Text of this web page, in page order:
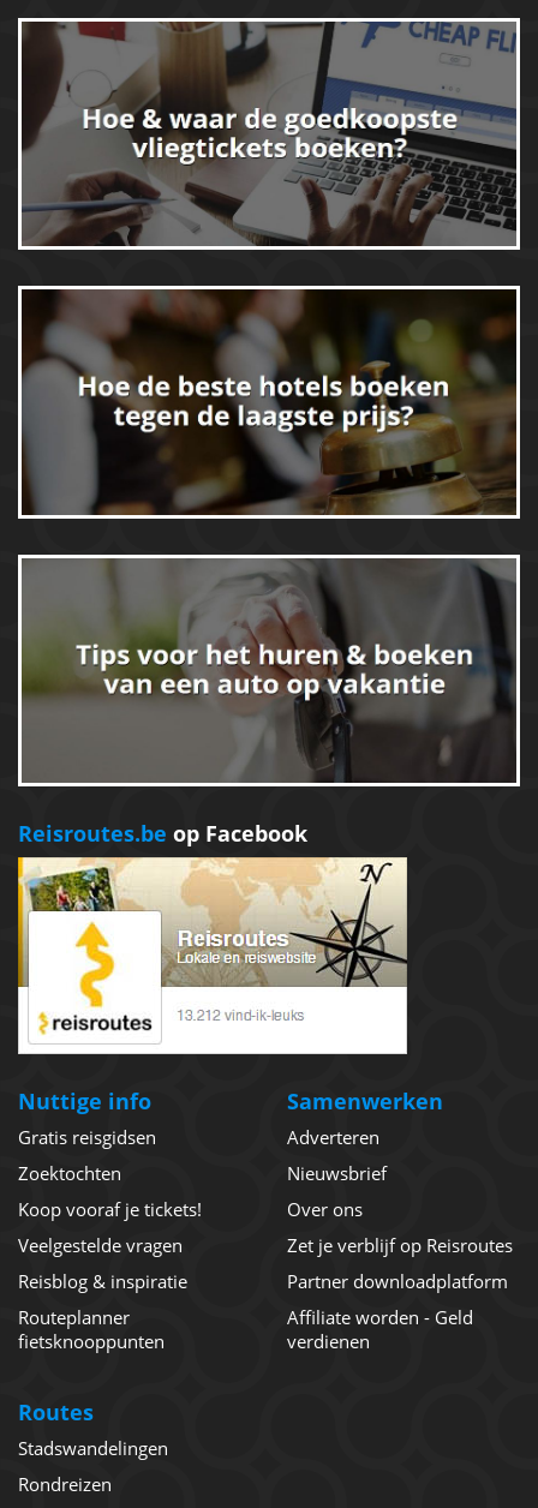
Reisroutes.be op Facebook
Nuttige info
Gratis reisgidsen
Zoektochten
Koop vooraf je tickets!
Veelgestelde vragen
Reisblog & inspiratie
Routeplanner
fietsknooppunten
Samenwerken
Adverteren
Nieuwsbrief
Over ons
Zet je verblijf op Reisroutes
Partner downloadplatform
Affiliate worden - Geld
verdienen
Routes
Stadswandelingen
Rondreizen